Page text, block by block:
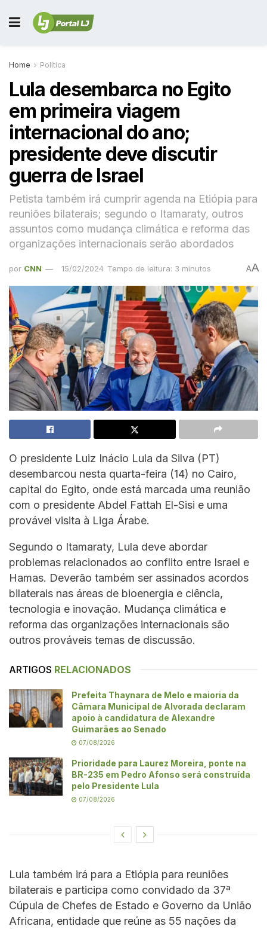
Home Política
Lula desembarca no Egito
em primeira viagem
internacional do ano;
presidente deve discutir
guerra de Israel
Petista também irá cumprir agenda na Etiópia para
reuniões bilaterais; segundo o Itamaraty, outros
assuntos como mudança climática e reforma das
organizações internacionais serão abordados
por CNN 15/02/2024 Tempo de leitura: 3 minutos AA
O presidente Luiz Inácio Lula da Silva (PT)
desembarcou nesta quarta-feira (14) no Cairo,
capital do Egito, onde está marcada uma reunião
com o presidente Abdel Fattah El-Sisi e uma
provável visita à Liga Árabe.
Segundo o Itamaraty, Lula deve abordar
problemas relacionados ao conflito entre Israel e
Hamas. Deverão também ser assinados acordos
bilaterais nas áreas de bioenergia e ciência,
tecnologia e inovação. Mudança climática e
reforma das organizações internacionais são
outros prováveis temas de discussão.
ARTIGOS RELACIONADOS
Prefeita Thaynara de Melo e maioria da
Câmara Municipal de Alvorada declaram
apoio à candidatura de Alexandre
Guimarães ao Senado
07/08/2026
Prioridade para Laurez Moreira, ponte na
BR-235 em Pedro Afonso será construída
pelo Presidente Lula
07/08/2026
Lula também irá para a Etiópia para reuniões
bilaterais e participa como convidado da 37ª
Cúpula de Chefes de Estado e Governo da União
Africana, entidade que reúne as 55 nações da